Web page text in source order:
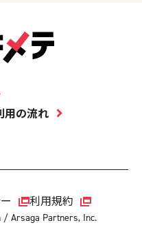
用の流れ
利用規約
Arsaga Partners, Inc.